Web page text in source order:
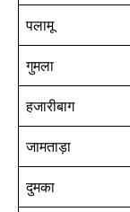
your privacy and
safe with us.
पलामू
गुमला
हजारीबाग
जामताड़ा
दुमका